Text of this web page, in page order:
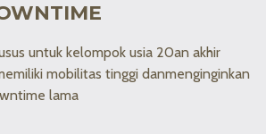
untuk kelompok usia 20an akhir
mobilitas tinggi danmenginginkan
lama